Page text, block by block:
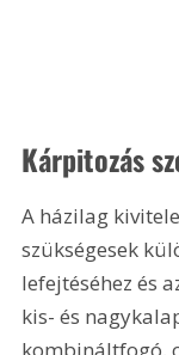
Kárpitozás
A házilag
szükségesek
lefejtéséhez és
kis- és